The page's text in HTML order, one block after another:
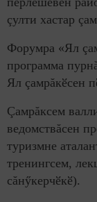
çулти хастар
Форумра «Ял
программа
Ял çамрăкӗсен
Çамрăксем
ведомствăсен
туризмне
тренингсем,
сăнӳкерчӗкӗ).